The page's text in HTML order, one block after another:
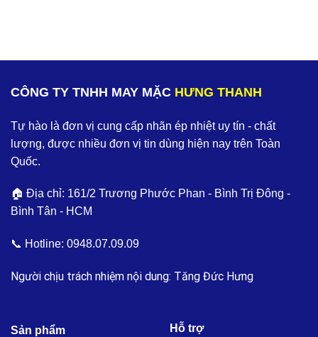
CÔNG TY TNHH MAY MẶC HƯNG THANH
Tự hào là đơn vị cung cấp nhãn ép nhiệt uy tín - chất
lượng, được nhiều đơn vị tin dùng hiện nay trên Toàn
Quốc.
🏠 Địa chỉ: 161/2 Trương Phước Phan - Bình Trị Đông -
Bình Tân - HCM
📞 Hotline: 0948.07.09.09
Người chịu trách nhiệm nội dung: Tăng Đức Hưng
Sản phẩm Hỗ trợ